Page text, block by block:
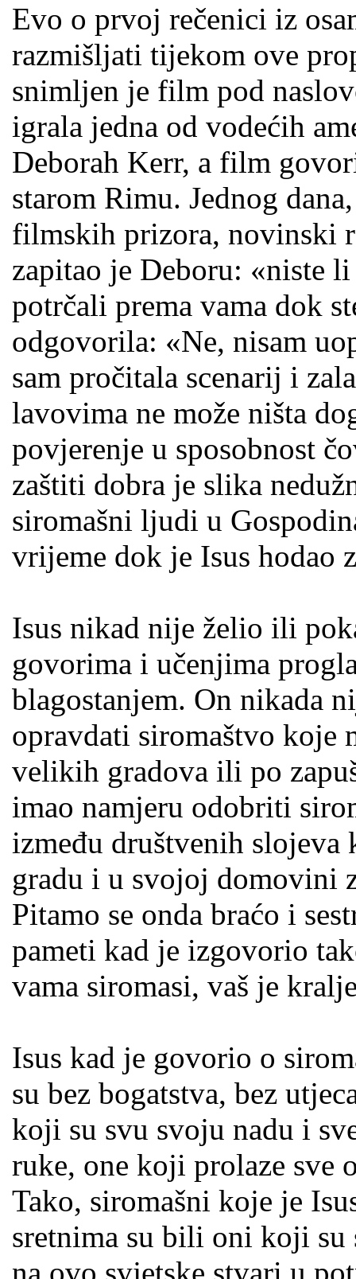
Evo o prvoj rečenici iz
razmišljati tijekom ove
snimljen je film pod
igrala jedna od vodećih
Deborah Kerr, a film
starom Rimu. Jednog
filmskih prizora, novinski
zapitao je Deboru: «niste
potrčali prema vama dok
odgovorila: «Ne, nisam
sam pročitala scenarij i
lavovima ne može ništa
povjerenje u sposobnost
zaštiti dobra je slika
siromašni ljudi u
vrijeme dok je Isus hodao
Isus nikad nije želio ili
govorima i učenjima
blagostanjem. On nikada
opravdati siromaštvo koje
velikih gradova ili po
imao namjeru odobriti
između društvenih
gradu i u svojoj domovini
Pitamo se onda braćo i
pameti kad je izgovorio
vama siromasi, vaš je
Isus kad je govorio o
su bez bogatstva, bez
koji su svu svoju nadu i
ruke, one koji prolaze sve
Tako, siromašni koje je
sretnima su bili oni koji
na ovo svjetske stvari u